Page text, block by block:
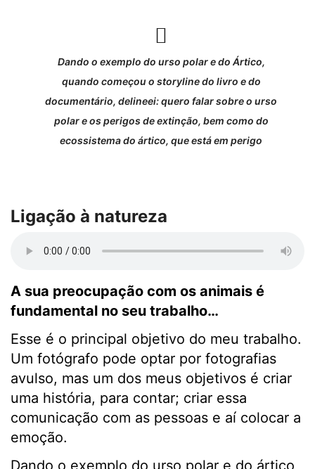
Dando o exemplo do urso polar e do Ártico,
quando começou o storyline do livro e do
documentário, delineei: quero falar sobre o urso
polar e os perigos de extinção, bem como do
ecossistema do ártico, que está em perigo
Ligação à natureza
A sua preocupação com os animais é
fundamental no seu trabalho…
Esse é o principal objetivo do meu trabalho.
Um fotógrafo pode optar por fotografias
avulso, mas um dos meus objetivos é criar
uma história, para contar; criar essa
comunicação com as pessoas e aí colocar a
emoção.
Dando o exemplo do urso polar e do ártico,